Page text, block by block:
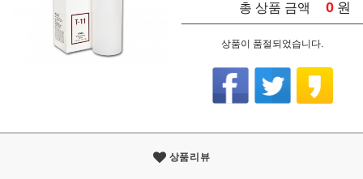
총 상품 금액 0 원
상품이 품절되었습니다.
상품리뷰